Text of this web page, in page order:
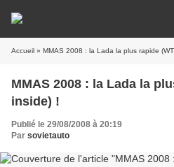
Accueil » MMAS 2008 : la Lada la plus rapide
MMAS 2008 : la Lada la
inside) !
Publié le 29/08/2008 à 20:19
Par sovietauto